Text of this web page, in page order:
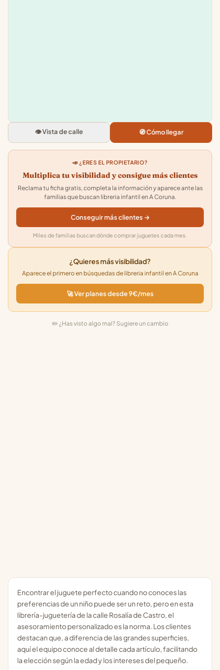
Rua Rosalia de Castro, 15,
A Coruna
4.7 · 386
👁️ Vista de calle 🧭 Cómo llegar
Encontrar el juguete perfecto cuando no conoces las
preferencias de un niño puede ser un reto, pero en esta
librería-juguetería de la calle Rosalía de Castro, el
asesoramiento personalizado es la norma. Los clientes
destacan que, a diferencia de las grandes superficies,
aquí el equipo conoce al detalle cada artículo, facilitando
la elección según la edad y los intereses del pequeño.
📣 ¿ERES EL PROPIETARIO?
Multiplica tu visibilidad y consigue más clientes
Reclama tu ficha gratis, completa la información y aparece ante las
familias que buscan libreria infantil en A Coruna.
Conseguir más clientes →
Miles de familias buscan dónde comprar juguetes cada mes.
¿Quieres más visibilidad?
Aparece el primero en búsquedas de libreria infantil en A Coruna
🚀 Ver planes desde 9€/mes
✏️ ¿Has visto algo mal? Sugiere un cambio